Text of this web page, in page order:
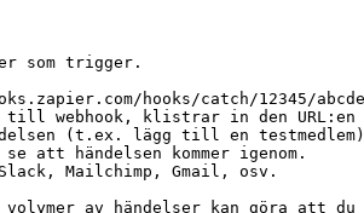
som trigger.
hooks/catch/12345/
webhook, klistrar in den
(t.ex. lägg till en
händelsen kommer igenom.
Mailchimp, Gmail, osv.
av händelser kan göra att